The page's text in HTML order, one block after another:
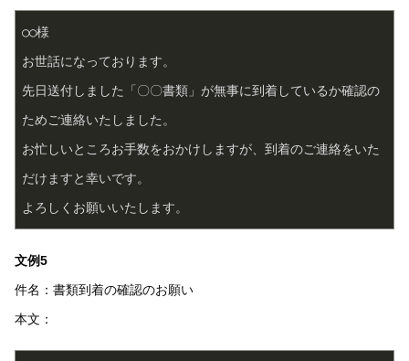
○○様
お世話になっております。
先日送付しました「〇〇書類」が無事に到着しているか確認の
ためご連絡いたしました。
お忙しいところお手数をおかけしますが、到着のご連絡をいた
だけますと幸いです。
よろしくお願いいたします。
文例5
件名：書類到着の確認のお願い
本文：